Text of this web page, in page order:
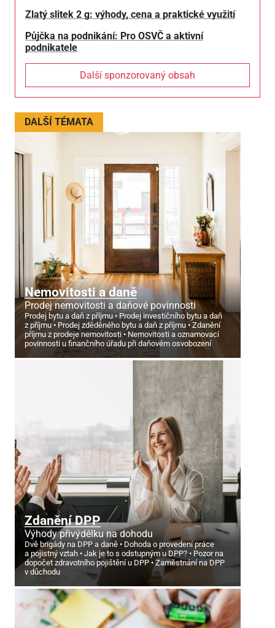
Zlatý slitek 2 g: výhody, cena a praktické využití
Půjčka na podnikání: Pro OSVČ a aktivní
podnikatele
Další sponzorovaný obsah
DALŠÍ TÉMATA
Nemovitosti a daně
Prodej nemovitosti a daňové povinnosti
Prodej bytu a daň z příjmu
Prodej investičního bytu a daň
z příjmu
Prodej zděděného bytu a daň z příjmu
Zdanění
příjmu z prodeje nemovitosti
Nemovitosti a oznamovací
povinnosti u finančního úřadu při daňovém osvobození
Zdanění DPP
Výhody přivýdělku na dohodu
Dvě brigády na DPP a daně
Dohoda o provedení práce
a pojistný vztah
Jak je to s odstupným u DPP?
Pozor na
dopočet zdravotního pojištění u DPP
Zaměstnání na DPP
v důchodu